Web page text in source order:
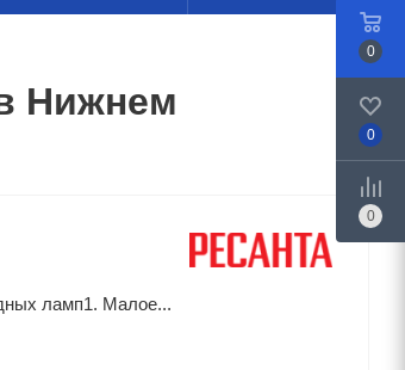
Нижнем
ламп1. Малое...
0
0
0